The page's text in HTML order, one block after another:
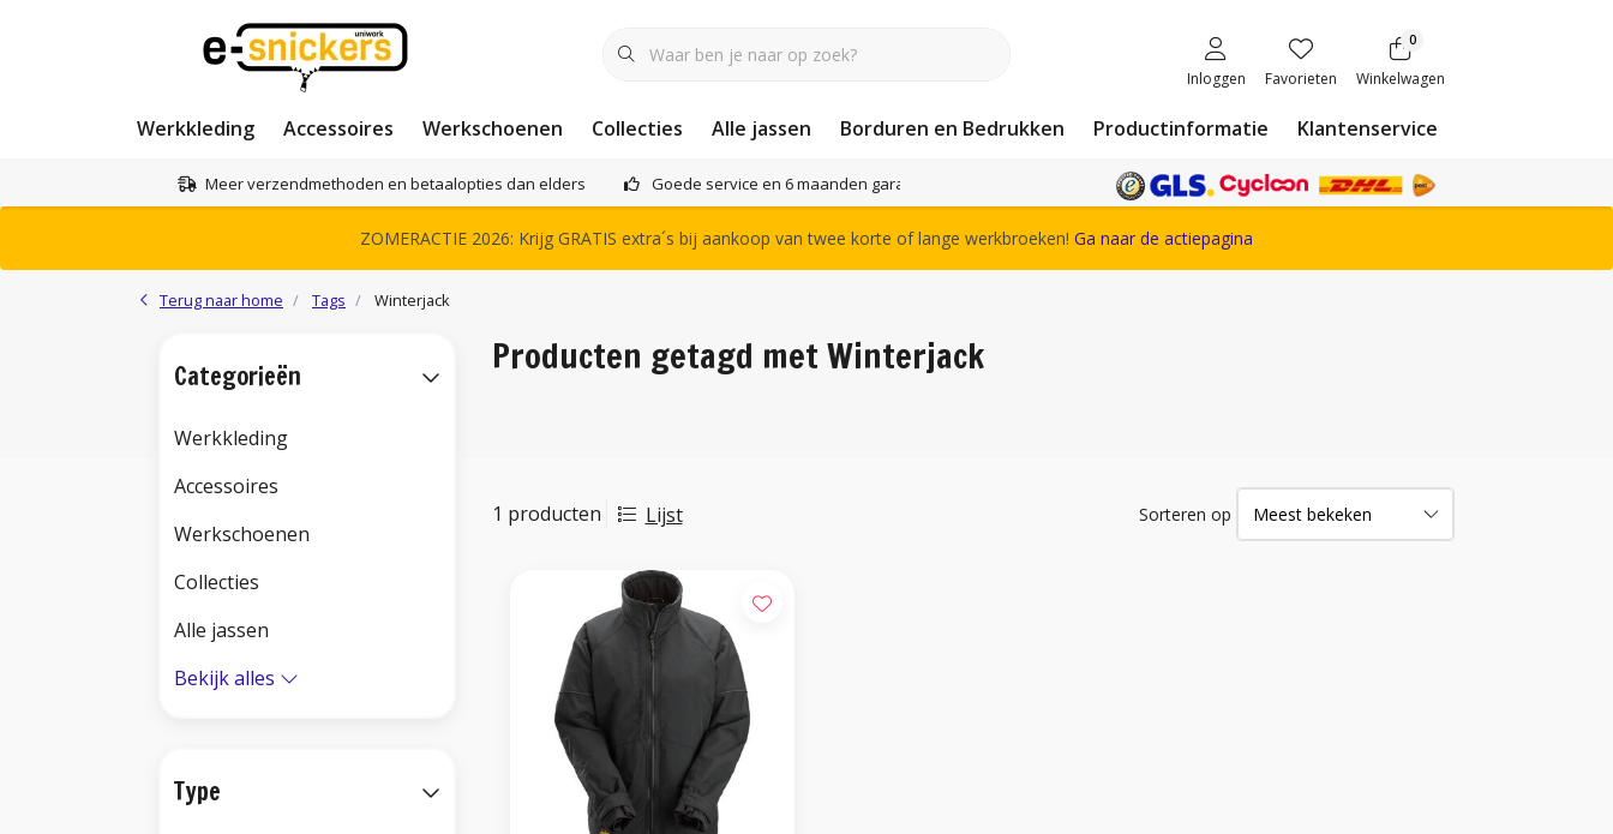
Inloggen Favorieten
0
Winkelwagen
Werkkleding Accessoires Werkschoenen Collecties Alle jassen Borduren en Bedrukken Productinformatie Klantenservice
Meer verzendmethoden en betaalopties dan elders Goede service en 6 maanden garantie Het complete Snickers Workwear assortiment
ZOMERACTIE 2026: Krijg GRATIS extra´s bij aankoop van twee korte of lange werkbroeken! Ga naar de actiepagina
Terug naar home Tags Winterjack
Producten getagd met Winterjack
1 producten Lijst Sorteren op
Categorieën
Werkkleding
Accessoires
Werkschoenen
Collecties
Alle jassen
Bekijk alles
Type